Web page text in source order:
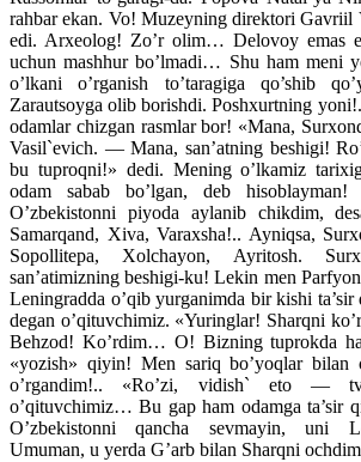
rahbar ekan. Vo! Muzeyning direktori Gavriil
edi. Arxeolog! Zo’r olim… Delovoy emas
uchun mashhur bo’lmadi… Shu ham meni
o’lkani o’rganish to’taragiga qo’shib
Zarautsoyga olib borishdi. Poshxurtning
odamlar chizgan rasmlar bor! «Mana,
Vasil`evich. — Mana, san’atning beshigi!
bu tuproqni!» dedi. Mening o’lkamiz
odam sabab bo’lgan, deb
O’zbekistonni piyoda aylanib chikdim,
Samarqand, Xiva, Varaxsha!.. Ayniqsa,
Sopollitepa, Xolchayon, Ayritosh.
san’atimizning beshigi-ku! Lekin men
Leningradda o’qib yurganimda bir kishi
degan o’qituvchimiz. «Yuringlar! Sharqni
Behzod! Ko’rdim… O! Bizning tuprokda
«yozish» qiyin! Men sariq bo’yoqlar bilan
o’rgandim!.. «Ro’zi, vidish` eto —
o’qituvchimiz… Bu gap ham odamga ta’sir
O’zbekistonni qancha sevmayin, uni
Umuman, u yerda G’arb bilan Sharqni